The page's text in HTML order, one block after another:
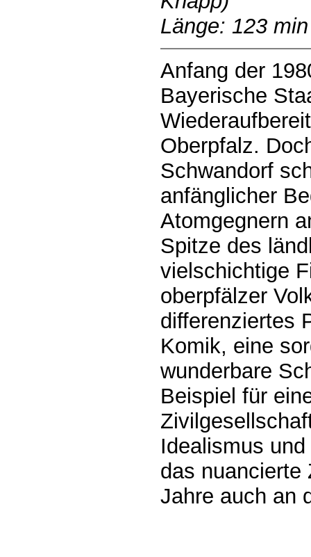
Länge: 123 min
Anfang der
Bayerische
Oberpfalz.
Schwandorf
anfänglicher
Atomgegnern
Spitze des
vielschichtige
oberpfälzer
differenziertes
Komik, eine
wunderbare
Beispiel für
Idealismus
das nuancierte
Jahre auch an